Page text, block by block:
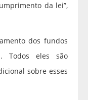
da lei”,
dos fundos
Todos eles são
sobre esses